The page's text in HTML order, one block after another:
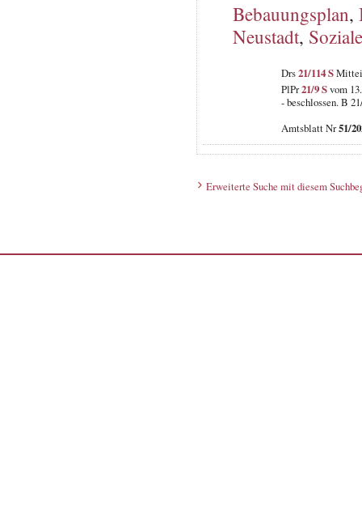
Bebauungsplan,
Neustadt,
Drs21/114 S
PlPr21/9 Svom
- beschlossen. B
Amtsblatt Nr51/
Erweiterte Suche mit diesem